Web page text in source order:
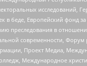
в беде, Европейский
преследования в
современности,
Проект Медиа,
Международное